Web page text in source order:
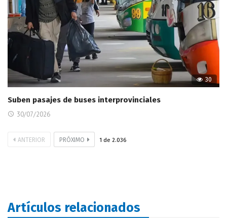
30
Suben pasajes de buses interprovinciales
30/07/2026
ANTERIOR PRÓXIMO 1 de 2.036
Artículos relacionados